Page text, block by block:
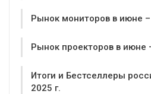
Рынок мониторов в июне
Рынок проекторов в июне
Итоги и Бестселлеры
2025 г.